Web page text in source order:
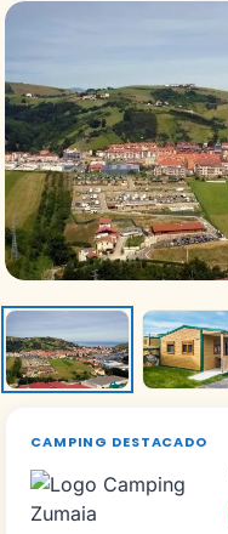
CAMPING DESTACADO